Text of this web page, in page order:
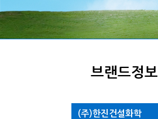
브랜드정보
(주)한진건설화학